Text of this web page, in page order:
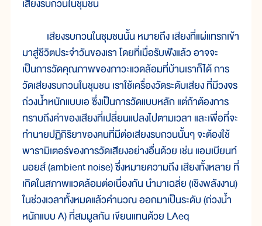
เสียงรบกวนในชุมชน
เสียงรบกวนในชุมชนนั้น หมายถึง เสียงที่แผ่แทรกเข้า
มาสู่ชีวิตประจำวันของเรา โดยที่เมื่อรับฟังแล้ว อาจจะ
เป็นการวัดคุณภาพของภาวะแวดล้อมที่บ้านเราก็ได้ การ
วัดเสียงรบกวนในชุมชน เราใช้เครื่องวัดระดับเสียง ที่มีวงจร
ถ่วงน้ำหนักแบบเอ ซึ่งเป็นการวัดแบบหลัก แต่ถ้าต้องการ
ทราบถึงค่าของเสียงที่เปลี่ยนแปลงไปตามเวลา และเพื่อที่จะ
ทำนายปฏิกิริยาของคนที่มีต่อเสียงรบกวนนั้นๆ จะต้องใช้
พารามิเตอร์ของการวัดเสียงอย่างอื่นด้วย เช่น แอมเบียนท์
นอยส์ (ambient noise) ซึ่งหมายความถึง เสียงทั้งหลาย ที่
เกิดในสภาพแวดล้อมต่อเนื่องกัน นำมาเฉลี่ย (เชิงพลังงาน)
ในช่วงเวลาทั้งหมดแล้วคำนวณ ออกมาเป็นระดับ (ถ่วงน้ำ
หนักแบบ A) ที่สมมูลกัน เขียนแทนด้วย LAeq